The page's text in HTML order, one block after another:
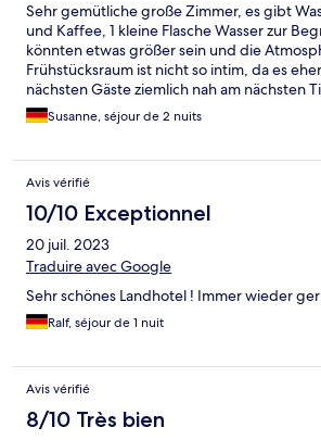
Sehr gemütliche große Zimmer, es gibt
und Kaffee, 1 kleine Flasche Wasser zur
könnten etwas größer sein und die
Frühstücksraum ist nicht so intim, da es
nächsten Gäste ziemlich nah am nächsten
Ansonsten tolles hochwertiges Frühstück!
weit, Hotel ist eher für Ausflüge, wandern
Susanne, séjour de 2 nuits
Avis vérifié
10/10 Exceptionnel
20 juil. 2023
Traduire avec Google
Sehr schönes Landhotel ! Immer wieder
Ralf, séjour de 1 nuit
Avis vérifié
8/10 Très bien